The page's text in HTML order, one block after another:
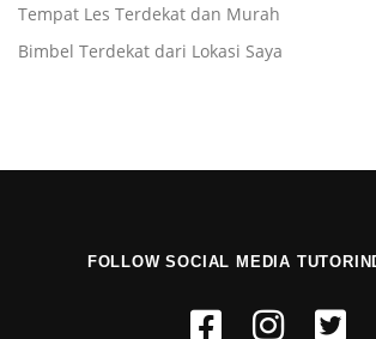
Tempat Les Terdekat dan Murah
Bimbel Terdekat dari Lokasi Saya
FOLLOW SOCIAL MEDIA